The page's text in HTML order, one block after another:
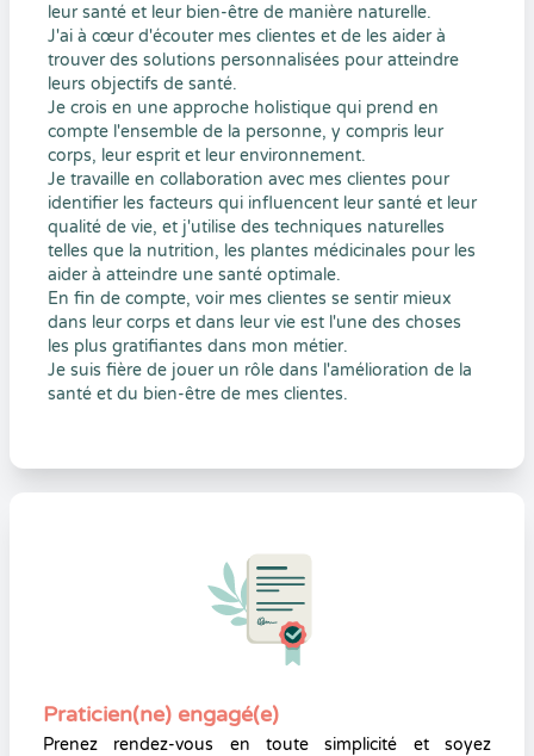
leur santé et leur bien-être de manière naturelle.
J'ai à cœur d'écouter mes clientes et de les aider à
trouver des solutions personnalisées pour atteindre
leurs objectifs de santé.
Je crois en une approche holistique qui prend en
compte l'ensemble de la personne, y compris leur
corps, leur esprit et leur environnement.
Je travaille en collaboration avec mes clientes pour
identifier les facteurs qui influencent leur santé et leur
qualité de vie, et j'utilise des techniques naturelles
telles que la nutrition, les plantes médicinales pour les
aider à atteindre une santé optimale.
En fin de compte, voir mes clientes se sentir mieux
dans leur corps et dans leur vie est l'une des choses
les plus gratifiantes dans mon métier.
Je suis fière de jouer un rôle dans l'amélioration de la
santé et du bien-être de mes clientes.
Praticien(ne) engagé(e)
Prenez rendez-vous en toute simplicité et soyez